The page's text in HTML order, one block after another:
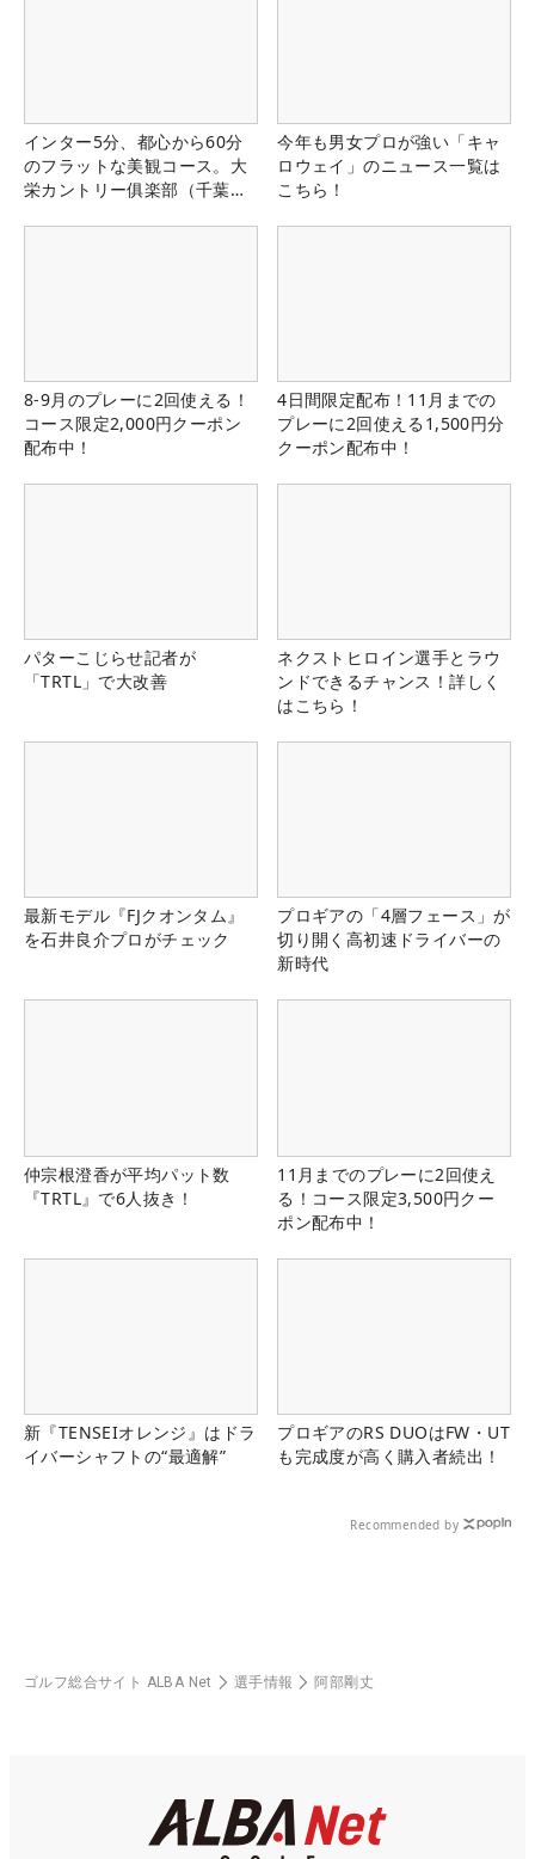
インター5分、都心から60分
のフラットな美観コース。大
栄カントリー俱楽部（千葉
今年も男女プロが強い「キャ
ロウェイ」のニュース一覧は
こちら！
8-9月のプレーに2回使える！
コース限定2,000円クーポン
配布中！
4日間限定配布！11月までの
プレーに2回使える1,500円分
クーポン配布中！
パターこじらせ記者が
「TRTL」で大改善
ネクストヒロイン選手とラウ
ンドできるチャンス！詳しく
はこちら！
最新モデル『FJクオンタム』
を石井良介プロがチェック
プロギアの「4層フェース」が
切り開く高初速ドライバーの
新時代
仲宗根澄香が平均パット数
『TRTL』で6人抜き！
11月までのプレーに2回使え
る！コース限定3,500円クー
ポン配布中！
新『TENSEIオレンジ』はドラ
イバーシャフトの“最適解”
プロギアのRS DUOはFW・UT
も完成度が高く購入者続出！
Recommended by
ゴルフ総合サイト ALBA Net 選手情報 阿部剛丈